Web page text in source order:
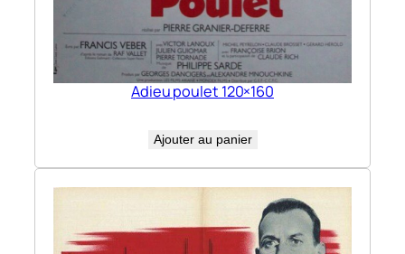
Adieu poulet 120×160
Ajouter au panier